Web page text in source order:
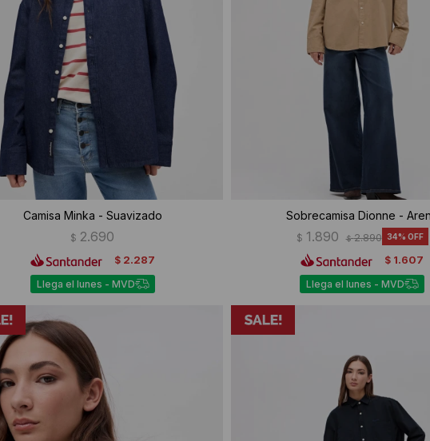
Camisa Minka - Suavizado
$ 2.690
$ 2.287
Llega el lunes - MVD
Sobrecamisa Dionne -
$ 1.890 $ 2.890 34
$ 1.607
Llega el lunes - MVD